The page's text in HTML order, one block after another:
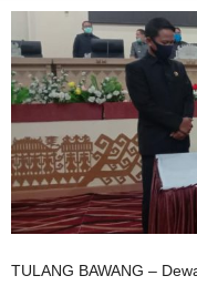
TULANG BAWANG –